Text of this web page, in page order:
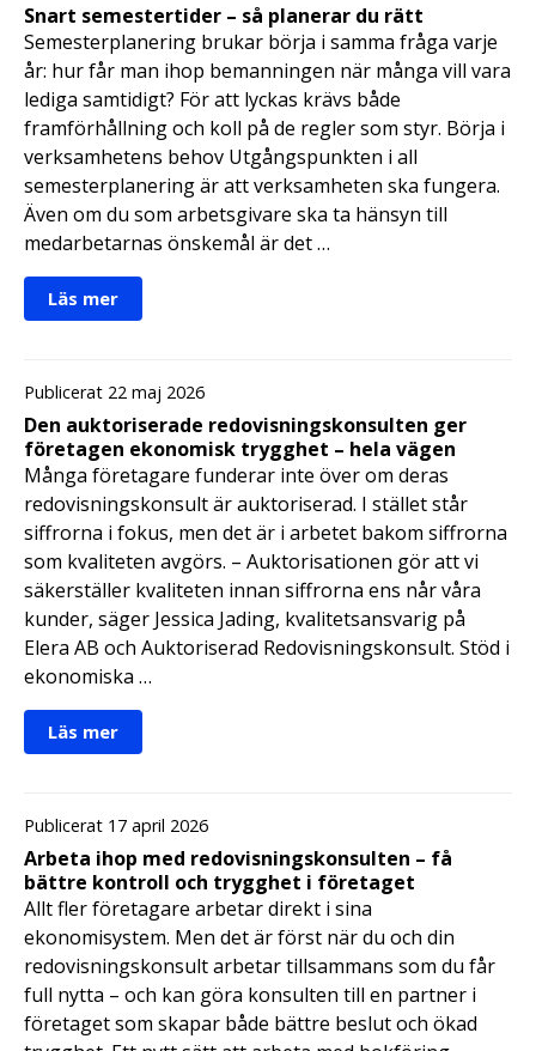
Snart semestertider – så planerar du rätt
Semesterplanering brukar börja i samma fråga varje
år: hur får man ihop bemanningen när många vill vara
lediga samtidigt? För att lyckas krävs både
framförhållning och koll på de regler som styr. Börja i
verksamhetens behov Utgångspunkten i all
semesterplanering är att verksamheten ska fungera.
Även om du som arbetsgivare ska ta hänsyn till
medarbetarnas önskemål är det …
Läs mer
Publicerat 22 maj 2026
Den auktoriserade redovisningskonsulten ger
företagen ekonomisk trygghet – hela vägen
Många företagare funderar inte över om deras
redovisningskonsult är auktoriserad. I stället står
siffrorna i fokus, men det är i arbetet bakom siffrorna
som kvaliteten avgörs. – Auktorisationen gör att vi
säkerställer kvaliteten innan siffrorna ens når våra
kunder, säger Jessica Jading, kvalitetsansvarig på
Elera AB och Auktoriserad Redovisningskonsult. Stöd i
ekonomiska …
Läs mer
Publicerat 17 april 2026
Arbeta ihop med redovisningskonsulten – få
bättre kontroll och trygghet i företaget
Allt fler företagare arbetar direkt i sina
ekonomisystem. Men det är först när du och din
redovisningskonsult arbetar tillsammans som du får
full nytta – och kan göra konsulten till en partner i
företaget som skapar både bättre beslut och ökad